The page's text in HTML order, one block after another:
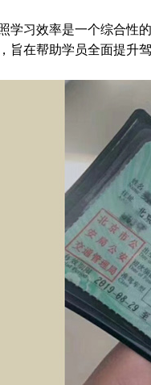
学习效率是一个综合性
旨在帮助学员全面提升